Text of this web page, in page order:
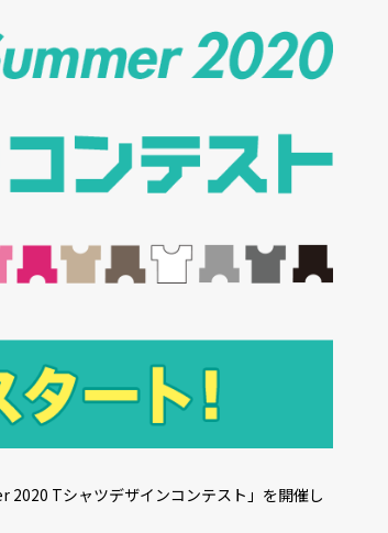
Tシャツデザインコンテスト」を開催し